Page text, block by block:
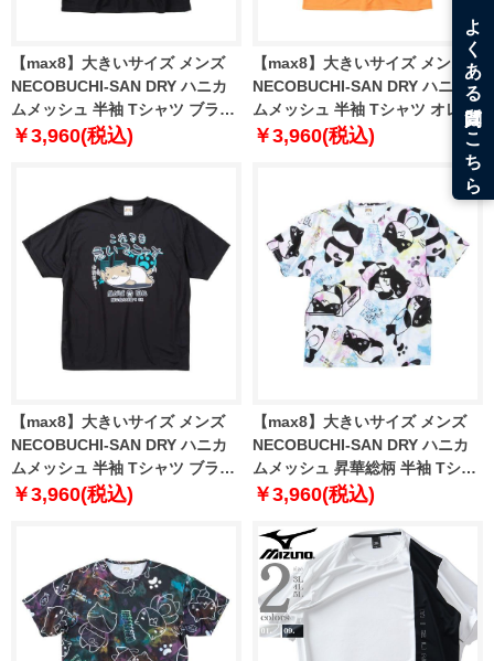
【max8】大きいサイズ メンズ
NECOBUCHI-SAN DRY ハニカ
ムメッシュ 半袖 Tシャツ ブラッ
ク 1258-5225-2 3L 4L 5L 6L 8L
￥3,960(税込)
【max8】大きいサイズ メンズ
NECOBUCHI-SAN DRY ハニカ
ムメッシュ 半袖 Tシャツ オレン
ジ 1258-5226-1 3L 4L 5L 6L 8L
￥3,960(税込)
【max8】大きいサイズ メンズ
NECOBUCHI-SAN DRY ハニカ
ムメッシュ 半袖 Tシャツ ブラッ
ク 1258-5226-2 3L 4L 5L 6L 8L
￥3,960(税込)
【max8】大きいサイズ メンズ
NECOBUCHI-SAN DRY ハニカ
ムメッシュ 昇華総柄 半袖 Tシャ
ツ ホワイト 1258-5227-1 3L 4L
￥3,960(税込)